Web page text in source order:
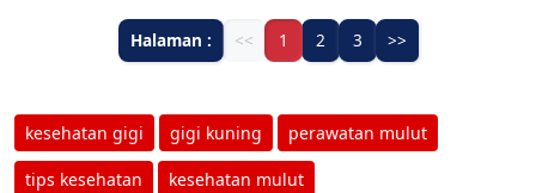
Halaman : << 1 2 3 >>
kesehatan gigi gigi kuning perawatan mulut
tips kesehatan kesehatan mulut